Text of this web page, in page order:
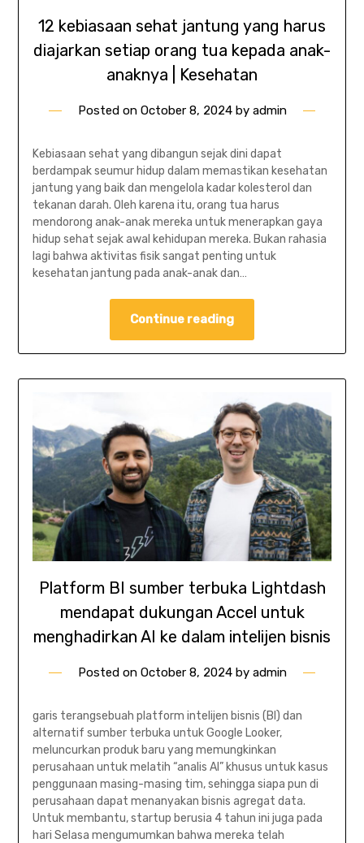
12 kebiasaan sehat jantung yang harus
diajarkan setiap orang tua kepada anak-
anaknya | Kesehatan
Posted on October 8, 2024by admin
Kebiasaan sehat yang dibangun sejak dini dapat
berdampak seumur hidup dalam memastikan kesehatan
jantung yang baik dan mengelola kadar kolesterol dan
tekanan darah. Oleh karena itu, orang tua harus
mendorong anak-anak mereka untuk menerapkan gaya
hidup sehat sejak awal kehidupan mereka. Bukan rahasia
lagi bahwa aktivitas fisik sangat penting untuk
kesehatan jantung pada anak-anak dan…
Continue reading
Platform BI sumber terbuka Lightdash
mendapat dukungan Accel untuk
menghadirkan AI ke dalam intelijen bisnis
Posted on October 8, 2024by admin
garis terangsebuah platform intelijen bisnis (BI) dan
alternatif sumber terbuka untuk Google Looker,
meluncurkan produk baru yang memungkinkan
perusahaan untuk melatih “analis AI” khusus untuk kasus
penggunaan masing-masing tim, sehingga siapa pun di
perusahaan dapat menanyakan bisnis agregat data.
Untuk membantu, startup berusia 4 tahun ini juga pada
hari Selasa mengumumkan bahwa mereka telah